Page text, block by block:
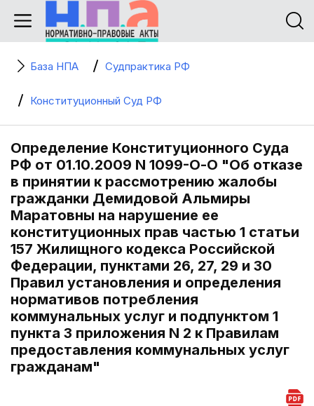
База НПА Судпрактика РФ
Конституционный Суд РФ
Определение Конституционного Суда
РФ от 01.10.2009 N 1099-О-О "Об отказе
в принятии к рассмотрению жалобы
гражданки Демидовой Альмиры
Маратовны на нарушение ее
конституционных прав частью 1 статьи
157 Жилищного кодекса Российской
Федерации, пунктами 26, 27, 29 и 30
Правил установления и определения
нормативов потребления
коммунальных услуг и подпунктом 1
пункта 3 приложения N 2 к Правилам
предоставления коммунальных услуг
гражданам"